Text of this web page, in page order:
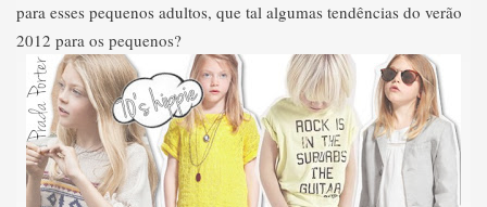
para esses pequenos adultos, que tal algumas tendências do verão
2012 para os pequenos?